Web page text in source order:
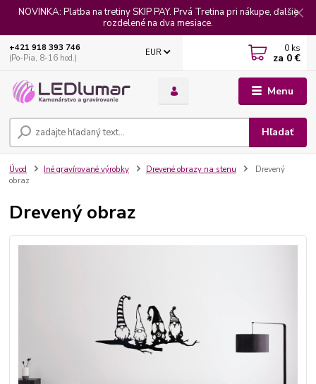
NOVINKA: Platba na tretiny SKIP PAY. Prvá Tretina pri nákupe, ďalšie
rozdelené na dva mesiace.
Menu
EUR
Hľadať
+421 918 393 746
(Po-Pia, 8-16 hod.)
0 ks
za 0 €
Úvod Iné gravírované výrobky Drevené obrazy na stenu
Drevený
obraz
Drevený obraz